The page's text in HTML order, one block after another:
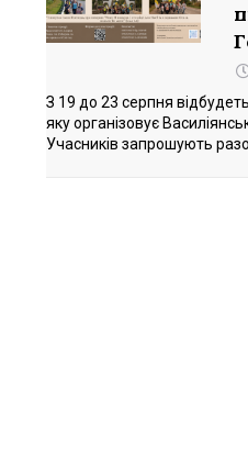
З 19 до 23 серпня
яку організовує
Учасників запрошують